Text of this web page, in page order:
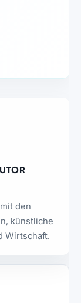
den
künstliche
Wirtschaft.